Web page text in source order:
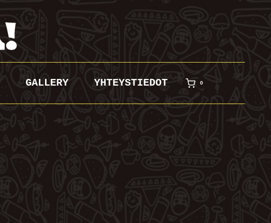
GALLERY YHTEYSTIEDOT 0